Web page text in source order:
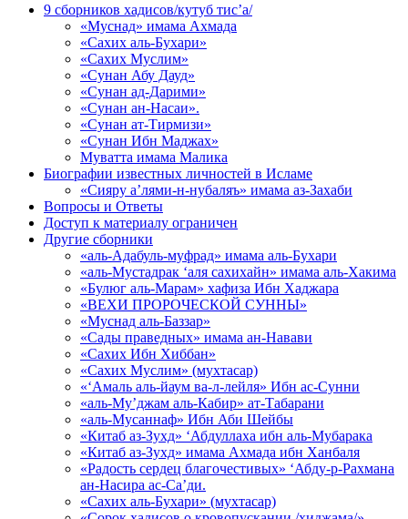
9 сборников хадисов/кутуб тис’а/
«Муснад» имама Ахмада
«Сахих аль-Бухари»
«Сахих Муслим»
«Сунан Абу Дауд»
«Сунан ад-Дарими»
«Сунан ан-Насаи».
«Сунан ат-Тирмизи»
«Сунан Ибн Маджах»
Муватта имама Малика
Биографии известных личностей в Исламе
«Сияру а’лями-н-нубаляъ» имама аз-Захаби
Вопросы и Ответы
Доступ к материалу ограничен
Другие сборники
«аль-Адабуль-муфрад» имама аль-Бухари
«аль-Мустадрак ‘аля сахихайн» имама аль-Хакима
«Булюг аль-Марам» хафиза Ибн Хаджара
«ВЕХИ ПРОРОЧЕСКОЙ СУННЫ»
«Муснад аль-Баззар»
«Сады праведных» имама ан-Навави
«Сахих Ибн Хиббан»
«Сахих Муслим» (мухтасар)
«‘Амаль аль-йаум ва-л-лейля» Ибн ас-Сунни
«аль-Му’джам аль-Кабир» ат-Табарани
«аль-Мусаннаф» Ибн Аби Шейбы
«Китаб аз-Зухд» ‘Абдуллаха ибн аль-Мубарака
«Китаб аз-Зухд» имама Ахмада ибн Ханбаля
«Радость сердец благочестивых» ‘Абду-р-Рахмана
ан-Насира ас-Са’ди.
«Сахих аль-Бухари» (мухтасар)